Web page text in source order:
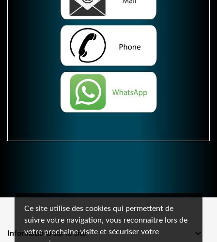
Ce site utilise des cookies qui permettent de
suivre votre navigation, vous reconnaitre lors de
votre prochaine visite et sécuriser votre
Informations sur le site 